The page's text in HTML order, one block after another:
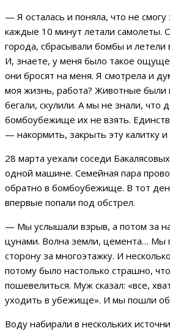
— Я осталась и поняла, что не смогу
каждые 10 минут летали самолеты.
города, сбрасывали бомбы и летели
И, знаете, у меня было такое
они бросят на меня. Я смотрела и
моя жизнь, работа? Животные были
бегали, скулили. А мы не знали, что
бомбоубежище их не взять.
— накормить, закрыть эту калитку
28 марта уехали соседи
одной машине. Семейная пара
обратно в бомбоубежище. В тот
впервые попали под обстрел.
— Мы услышали взрыв, а потом за
цунами. Волна земли, цемента… Мы
сторону за многоэтажку. И
потому было настолько страшно,
пошевелиться. Муж сказал: «все,
уходить в убежище». И мы пошли
Воду набирали в нескольких